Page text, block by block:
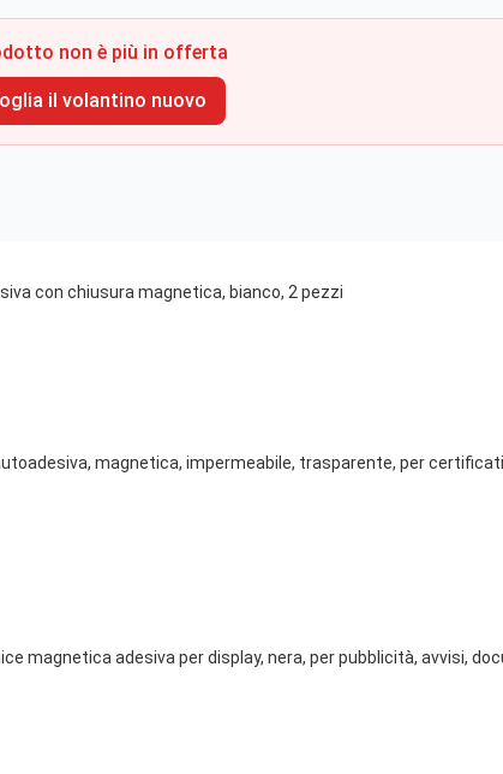
non è più in offerta
il volantino nuovo
con chiusura magnetica, bianco, 2 pezzi
magnetica, impermeabile, trasparente, per
magnetica adesiva per display, nera, per pubblicità, avvisi,